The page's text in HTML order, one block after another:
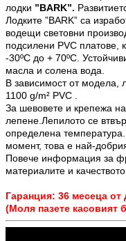
лодки ”BARK”.
Лодките ”BARK” са
водещи световни
подсилени PVC платове,
-30ºС до + 70ºС.
масла и солена вода.
В зависимост от модела,
1100 g/m² PVC .
За шевовете и крепежа
лепене.Лепилото се
определена
момент, това е най-
Повече информация за
материалите и
Гаранция: 36 месеца от
(Моля пазете касовият